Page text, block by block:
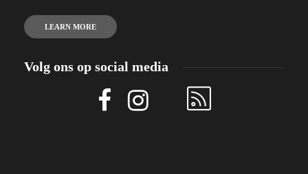
LEARN MORE
Volg ons op social media